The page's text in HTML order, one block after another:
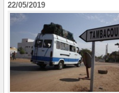
22/05/2019